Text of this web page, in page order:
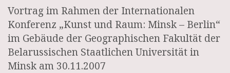
Vortrag im Rahmen der Internationalen
Konferenz „Kunst und Raum: Minsk – Berlin“
im Gebäude der Geographischen Fakultät der
Belarussischen Staatlichen Universität in
Minsk am 30.11.2007